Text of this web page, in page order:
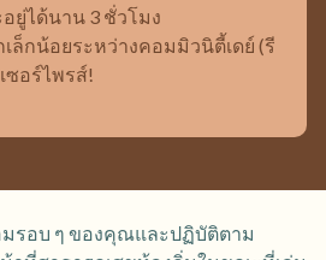
ยู่ได้นาน 3 ชั่วโมง
ล็กน้อยระหว่างคอมมิวนิตี้เดย์ (รี
ซอร์ไพรส์!
รอบ ๆ ของคุณและปฏิบัติตาม